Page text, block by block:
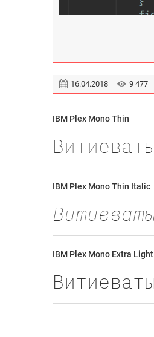
16.04.2018 9 477
IBM Plex Mono Thin
IBM Plex Mono Thin Italic
IBM Plex Mono Extra Light